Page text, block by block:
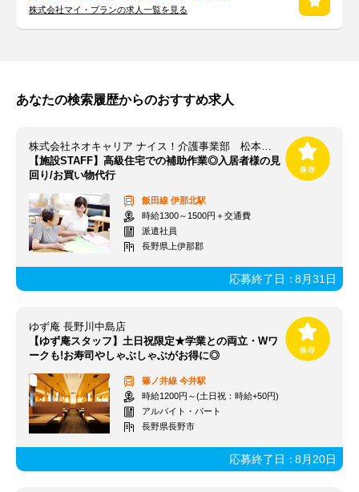
株式会社マイ・プランの求人一覧を見る
あなたの検索履歴からのおすすめ求人
株式会社ネオキャリア ナイス！介護事業部 松本支店／MTM
【施設STAFF】高級住宅での補助作業◎入居者様の見
回り/お買い物代行
飯田線 伊那北駅
時給1300～1500円＋交通費
派遣社員
長野県上伊那郡
応募終了日：8月31日
ゆず庵 長野川中島店
【ゆず庵スタッフ】土日祝限定★学業との両立・Wワ
ークも!お寿司やしゃぶしゃぶがお得に◎
篠ノ井線 今井駅
時給1200円～(土日祝：時給+50円)
アルバイト・パート
長野県長野市
応募終了日：8月20日